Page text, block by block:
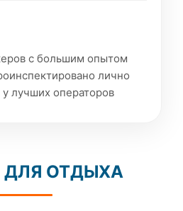
с большим опытом
лично
лучших операторов
ДЛЯ ОТДЫХА